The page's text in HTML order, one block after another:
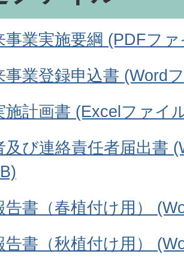
事業実施要綱 (PDFフ
事業登録申込書 (Word
施計画書 (Excelファイ
及び連絡責任者届出書
告書（春植付け用）
告書（秋植付け用）